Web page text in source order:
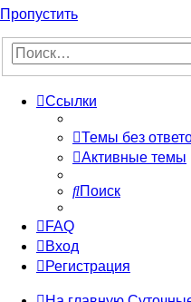
Пропустить
Ссылки
Темы без
Активные темы
Поиск
FAQ
Вход
Регистрация